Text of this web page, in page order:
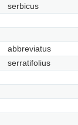
serbicus
abbreviatus
serratifolius